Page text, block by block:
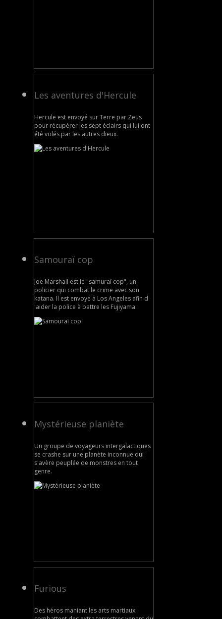
Les aventures d'Hercule
Hercule est envoyé sur Terre par Zeus
pour récupérer les sept éclairs qui lui ont
été volés par les autres dieux.
Samouraï cop
Joe Marshall est le "samuraï cop", un
policier qui combat le crime avec son
katana. Il est envoyé à Los Angeles afin d
'aider la police à battre les Fujiyama.
Mystérieuse planiète
Un groupe de voyageurs intergalactiques
se crashe sur une planète inconnue qui
s'avère peuplée de monstres en tout
genre.
Furious
Des héros maniant les arts martiaux